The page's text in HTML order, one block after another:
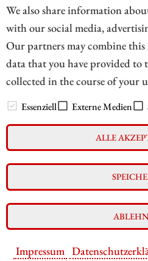
We also share information
with our social media,
Our partners may combine
data that you have provided to
collected in the course of your
Essenziell Externe Medien
ALLE
Impressum
// zukunftsbilanzen.de 2026
Impressum
Datenschutz
Interessenskonflikt & Risikohinweis
Nutzungsbedingungen